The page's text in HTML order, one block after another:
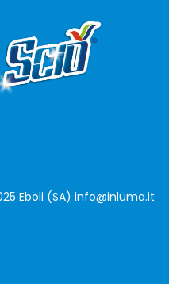
Eboli (SA) info@inluma.it